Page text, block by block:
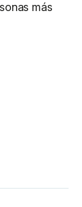
más